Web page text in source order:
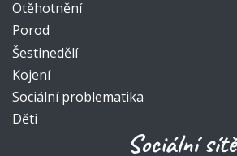
Otěhotnění
Porod
Šestinedělí
Kojení
Sociální problematika
Děti
Sociální sítě